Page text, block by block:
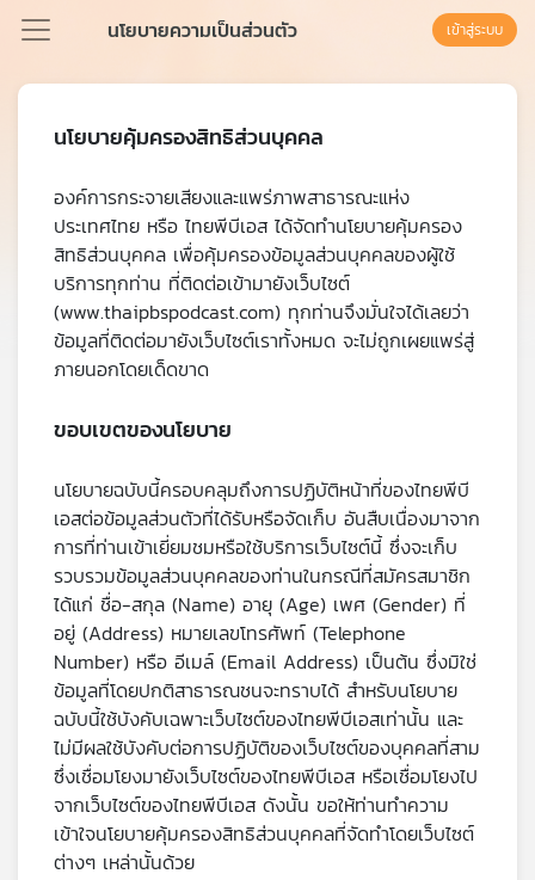
Podcast
แนะนำ
เพลง
บทความ
กิจกรรม
เข้าสู่ระบบ
นโยบายความเป็นส่วนตัว
นโยบายคุ้มครองสิทธิส่วนบุคคล
องค์การกระจายเสียงและแพร่ภาพสาธารณะแห่ง
ประเทศไทย หรือ ไทยพีบีเอส ได้จัดทำนโยบายคุ้มครอง
สิทธิส่วนบุคคล เพื่อคุ้มครองข้อมูลส่วนบุคคลของผู้ใช้
บริการทุกท่าน ที่ติดต่อเข้ามายังเว็บไซต์
(www.thaipbspodcast.com) ทุกท่านจึงมั่นใจได้เลยว่า
ข้อมูลที่ติดต่อมายังเว็บไซต์เราทั้งหมด จะไม่ถูกเผยแพร่สู่
ภายนอกโดยเด็ดขาด
ขอบเขตของนโยบาย
นโยบายฉบับนี้ครอบคลุมถึงการปฏิบัติหน้าที่ของไทยพีบี
เอสต่อข้อมูลส่วนตัวที่ได้รับหรือจัดเก็บ อันสืบเนื่องมาจาก
การที่ท่านเข้าเยี่ยมชมหรือใช้บริการเว็บไซต์นี้ ซึ่งจะเก็บ
รวบรวมข้อมูลส่วนบุคคลของท่านในกรณีที่สมัครสมาชิก
ได้แก่ ชื่อ-สกุล (Name) อายุ (Age) เพศ (Gender) ที่
อยู่ (Address) หมายเลขโทรศัพท์ (Telephone
Number) หรือ อีเมล์ (Email Address) เป็นต้น ซึ่งมิใช่
ข้อมูลที่โดยปกติสาธารณชนจะทราบได้ สำหรับนโยบาย
ฉบับนี้ใช้บังคับเฉพาะเว็บไซต์ของไทยพีบีเอสเท่านั้น และ
ไม่มีผลใช้บังคับต่อการปฏิบัติของเว็บไซต์ของบุคคลที่สาม
ซึ่งเชื่อมโยงมายังเว็บไซต์ของไทยพีบีเอส หรือเชื่อมโยงไป
จากเว็บไซต์ของไทยพีบีเอส ดังนั้น ขอให้ท่านทำความ
เข้าใจนโยบายคุ้มครองสิทธิส่วนบุคคลที่จัดทำโดยเว็บไซต์
ต่างๆ เหล่านั้นด้วย